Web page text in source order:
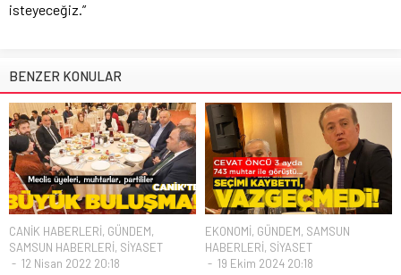
isteyeceğiz.”
BENZER KONULAR
CANİK HABERLERİ, GÜNDEM,
SAMSUN HABERLERİ, SİYASET
12 Nisan 2022 20:18
EKONOMİ, GÜNDEM, SAMSUN
HABERLERİ, SİYASET
19 Ekim 2024 20:18